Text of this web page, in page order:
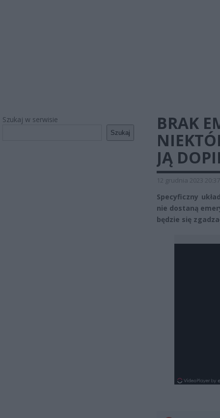
Szukaj w serwisie
Szukaj
BRAK
JĄ
12 grudnia 2023 20:37
Specyficzny
nie dostaną
będzie się